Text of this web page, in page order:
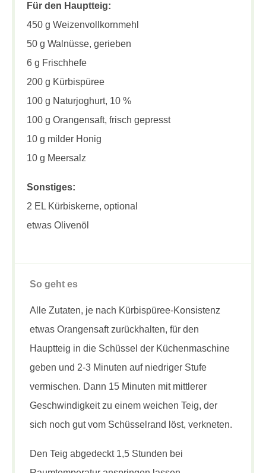
Für den Hauptteig:
450 g Weizenvollkornmehl
50 g Walnüsse, gerieben
6 g Frischhefe
200 g Kürbispüree
100 g Naturjoghurt, 10 %
100 g Orangensaft, frisch gepresst
10 g milder Honig
10 g Meersalz
Sonstiges:
2 EL Kürbiskerne, optional
etwas Olivenöl
So geht es
Alle Zutaten, je nach Kürbispüree-Konsistenz
etwas Orangensaft zurückhalten, für den
Hauptteig in die Schüssel der Küchenmaschine
geben und 2-3 Minuten auf niedriger Stufe
vermischen. Dann 15 Minuten mit mittlerer
Geschwindigkeit zu einem weichen Teig, der
sich noch gut vom Schüsselrand löst, verkneten.
Den Teig abgedeckt 1,5 Stunden bei